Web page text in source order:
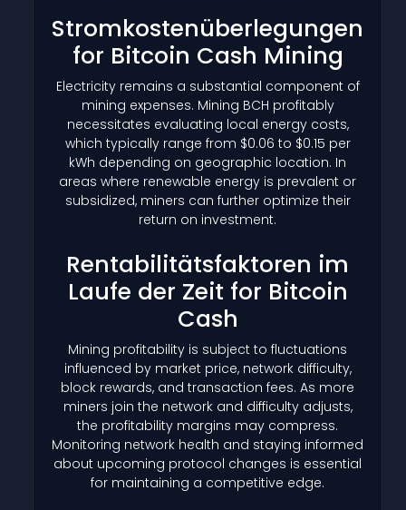
Stromkostenüberlegungen
for Bitcoin Cash Mining
Electricity remains a substantial component of
mining expenses. Mining BCH profitably
necessitates evaluating local energy costs,
which typically range from $0.06 to $0.15 per
kWh depending on geographic location. In
areas where renewable energy is prevalent or
subsidized, miners can further optimize their
return on investment.
Rentabilitätsfaktoren im
Laufe der Zeit for Bitcoin
Cash
Mining profitability is subject to fluctuations
influenced by market price, network difficulty,
block rewards, and transaction fees. As more
miners join the network and difficulty adjusts,
the profitability margins may compress.
Monitoring network health and staying informed
about upcoming protocol changes is essential
for maintaining a competitive edge.